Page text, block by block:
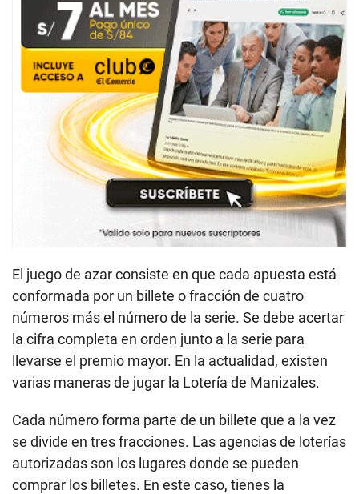
El juego de azar consiste en que cada apuesta está
conformada por un billete o fracción de cuatro
números más el número de la serie. Se debe acertar
la cifra completa en orden junto a la serie para
llevarse el premio mayor. En la actualidad, existen
varias maneras de jugar la Lotería de Manizales.
Cada número forma parte de un billete que a la vez
se divide en tres fracciones. Las agencias de loterías
autorizadas son los lugares donde se pueden
comprar los billetes. En este caso, tienes la